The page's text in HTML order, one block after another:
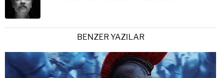
BENZER YAZILAR